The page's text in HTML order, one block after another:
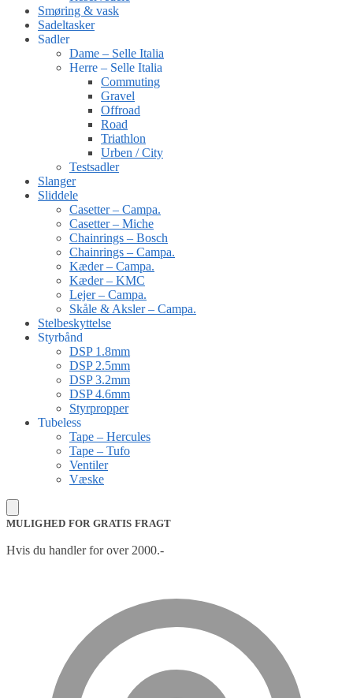
Smøring & vask
Sadeltasker
Sadler
Dame – Selle Italia
Herre – Selle Italia
Commuting
Gravel
Offroad
Road
Triathlon
Urben / City
Testsadler
Slanger
Sliddele
Casetter – Campa.
Casetter – Miche
Chainrings – Bosch
Chainrings – Campa.
Kæder – Campa.
Kæder – KMC
Lejer – Campa.
Skåle & Aksler – Campa.
Stelbeskyttelse
Styrbånd
DSP 1.8mm
DSP 2.5mm
DSP 3.2mm
DSP 4.6mm
Styrpropper
Tubeless
Tape – Hercules
Tape – Tufo
Ventiler
Væske
MULIGHED FOR GRATIS FRAGT
Hvis du handler for over 2000.-